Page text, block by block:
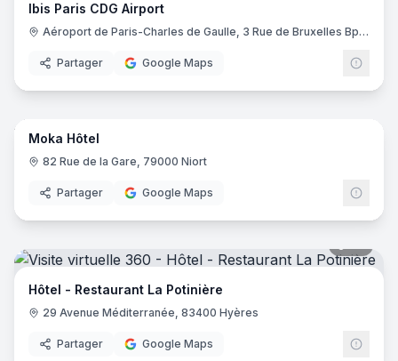
Ibis Paris CDG Airport
Aéroport de Paris-Charles de Gaulle, 3 Rue de Bruxelles Bp 11122, 93290 Roissy-en-France
Partager Google Maps
14
Moka Hôtel
82 Rue de la Gare, 79000 Niort
Partager Google Maps
Hôtel - Restaurant La Potinière
29 Avenue Méditerranée, 83400 Hyères
Partager Google Maps